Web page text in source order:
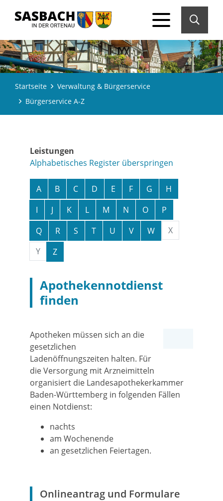
Startseite
Verwaltung & Bürgerservice
Bürgerservice A-Z
Leistungen
Alphabetisches Register überspringen
A B C D E F G
H
I
J K L M N O
P
Q
R S T U V W
X
Y
Z
Apothekennotdienst
finden
Apotheken müssen sich an die
gesetzlichen
Ladenöffnungszeiten halten. Für
die Versorgung mit Arzneimitteln
organisiert die Landesapothekerkammer
Baden-Württemberg in folgenden Fällen
einen Notdienst:
nachts
am Wochenende
an gesetzlichen Feiertagen.
Onlineantrag und Formulare